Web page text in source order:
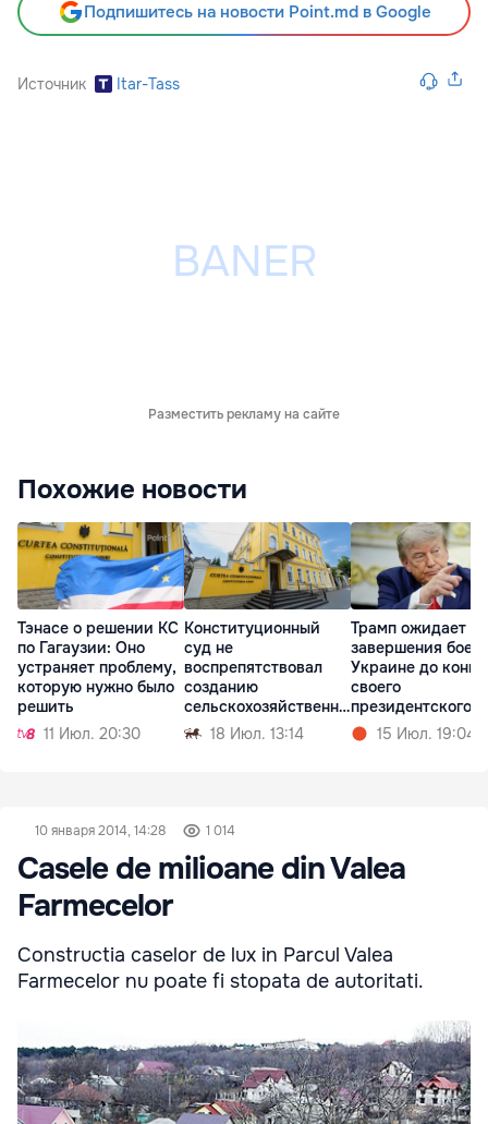
Подпишитесь на новости Point.md в Google
Источник Itar-Tass
Разместить рекламу на сайте
Похожие новости
Тэнасе о решении КС
по Гагаузии: Оно
устраняет проблему,
которую нужно было
решить
11 Июл. 20:30
Конституционный
суд не
воспрепятствовал
созданию
сельскохозяйственны
х палат в Молдове
18 Июл. 13:14
Трамп ожидает
завершения боев
Украине до конца
своего
президентского
срока15 Июл. 19:04
10 января 2014, 14:28 1 014
Casele de milioane din Valea
Farmecelor
Constructia caselor de lux in Parcul Valea
Farmecelor nu poate fi stopata de autoritati.